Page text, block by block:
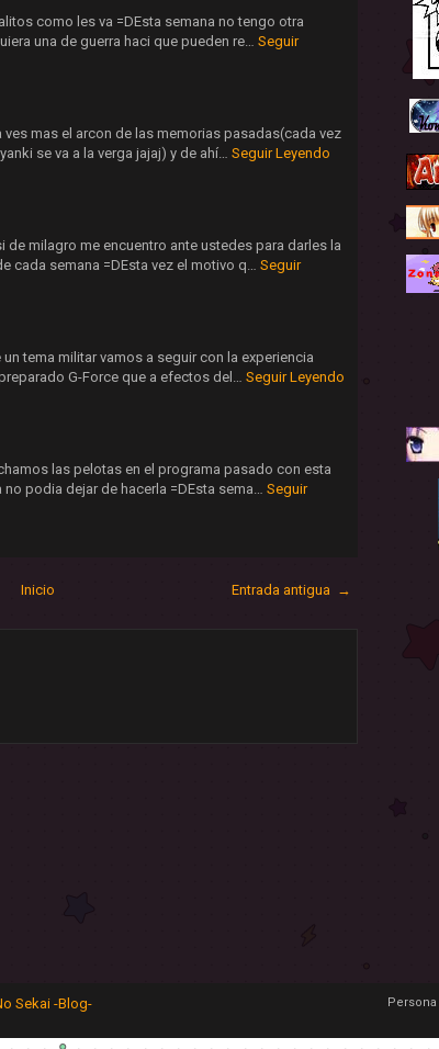
como les va =DEsta semana no tengo otra
una de guerra haci que pueden re… Seguir
mas el arcon de las memorias pasadas(cada vez
se va a la verga jajaj) y de ahí… Seguir Leyendo
de milagro me encuentro ante ustedes para darles la
cada semana =DEsta vez el motivo q… Seguir
tema militar vamos a seguir con la experiencia
G-Force que a efectos del… Seguir Leyendo
las pelotas en el programa pasado con esta
podia dejar de hacerla =DEsta sema… Seguir
Entrada antigua →
Inicio
Sekai -Blog-